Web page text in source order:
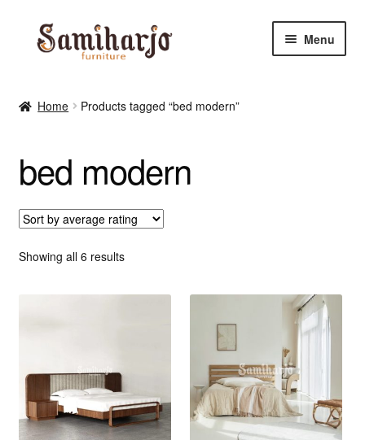
Skip
Skip
Menu
RUANG TIDUR
RUANG TAMU
Shop
Home Products tagged “bed modern”
bed modern
Showing all 6 resultsSorted
average